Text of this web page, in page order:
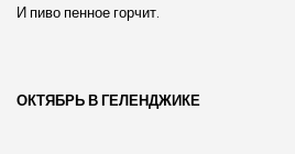
И пиво пенное горчит.
ОКТЯБРЬ В ГЕЛЕНДЖИКЕ